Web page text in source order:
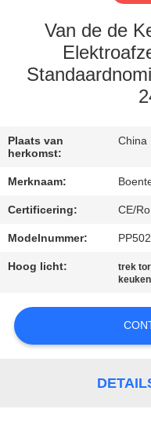
NIEUWS
CONFERENCE
ROOM
SITEMAP
Van de de
Plaats van
herkomst:
China
Merknaam:
Certificering: CE/
Modelnummer: PP502
Hoog licht: trek